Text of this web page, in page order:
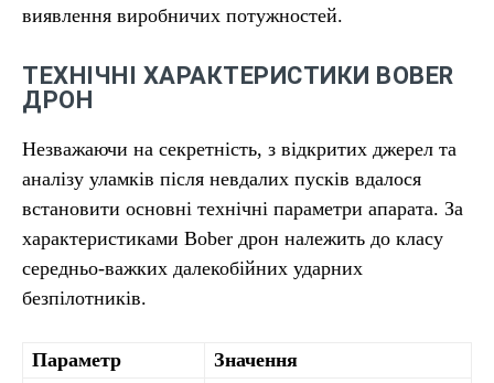
виявлення виробничих потужностей.
ТЕХНІЧНІ ХАРАКТЕРИСТИКИ BOBER
ДРОН
Незважаючи на секретність, з відкритих джерел та
аналізу уламків після невдалих пусків вдалося
встановити основні технічні параметри апарата. За
характеристиками Bober дрон належить до класу
середньо-важких далекобійних ударних
безпілотників.
Параметр
Значення